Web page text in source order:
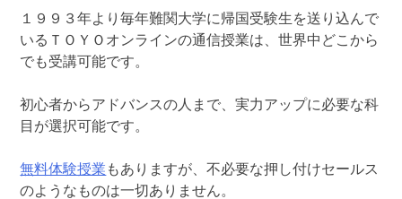
１９９３年より毎年難関大学に帰国受験生を送り込んで
いるＴＯＹＯオンラインの通信授業は、世界中どこから
でも受講可能です。
初心者からアドバンスの人まで、実力アップに必要な科
目が選択可能です。
無料体験授業 もありますが、不必要な押し付けセールス
のようなものは一切ありません。